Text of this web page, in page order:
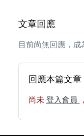
文章回應
目前尚無回應，成
回應本篇文章
尚未 登入會員